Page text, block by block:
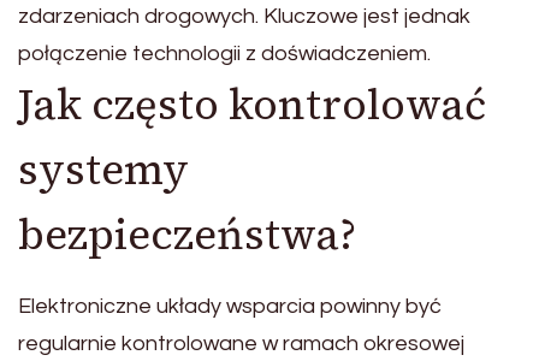
zdarzeniach drogowych. Kluczowe jest jednak
połączenie technologii z doświadczeniem.
Jak często kontrolować
systemy
bezpieczeństwa?
Elektroniczne układy wsparcia powinny być
regularnie kontrolowane w ramach okresowej